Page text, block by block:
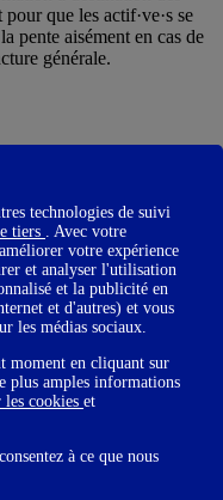
que les actif·ve·s se
pente aisément en cas de
générale.
la donne ?
des salarié·e·s
de situation. Ils/elles
45% à avoir revu leurs
à s’estimer globalement
leur structure sur la crise et
qui ont un ressenti
demotivation
technologies de suivi
tiers
. Avec votre
votre expérience
et analyser l'utilisation
et la publicité en
et d'autres) et vous
les médias sociaux.
moment en cliquant sur
plus amples informations
cookies et
à ce que nous